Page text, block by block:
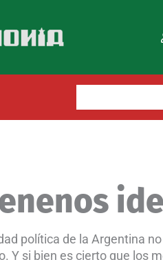
política de la Argentina
si bien es cierto que los